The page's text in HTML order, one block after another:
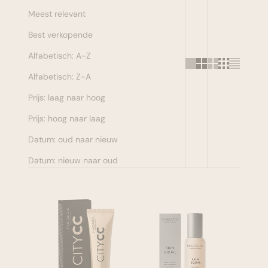
Make-up
Welzijn
Sale
Meest relevant
Best verkopende
Alfabetisch: A-Z
Alfabetisch: Z-A
Prijs: laag naar hoog
Prijs: hoog naar laag
Datum: oud naar nieuw
Datum: nieuw naar oud